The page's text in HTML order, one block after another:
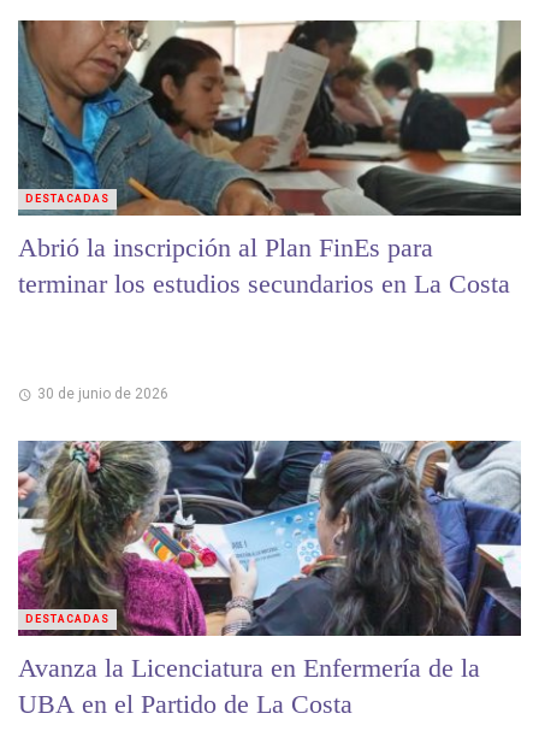
Abrió la inscripción al Plan FinEs para
terminar los estudios secundarios en La Costa
30 de junio de 2026
DESTACADAS
Avanza la Licenciatura en Enfermería de la
UBA en el Partido de La Costa
DESTACADAS